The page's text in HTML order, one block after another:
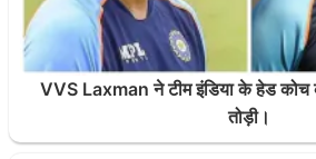
VVS Laxman ने टीम इंडिया के हेड कोच
तोड़ी।